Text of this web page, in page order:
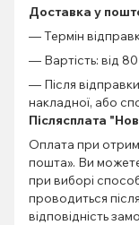
Доставка у
— Термін
— Вартість: від
— Після
накладної, або
Післясплата
Оплата при
пошта». Ви
при виборі
проводиться
відповідність